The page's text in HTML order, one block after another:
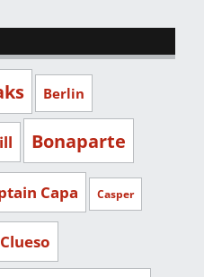
Berlin
Bonaparte
Capa Casper
Clueso